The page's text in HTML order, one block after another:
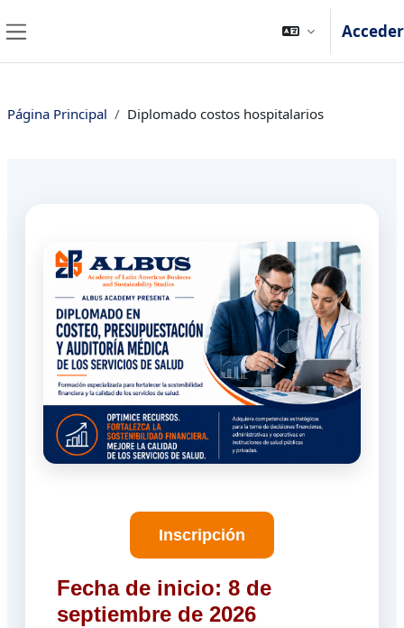
Acceder
Página Principal Diplomado costos hospitalarios
Inscripción
Fecha de inicio: 8 de
septiembre de 2026